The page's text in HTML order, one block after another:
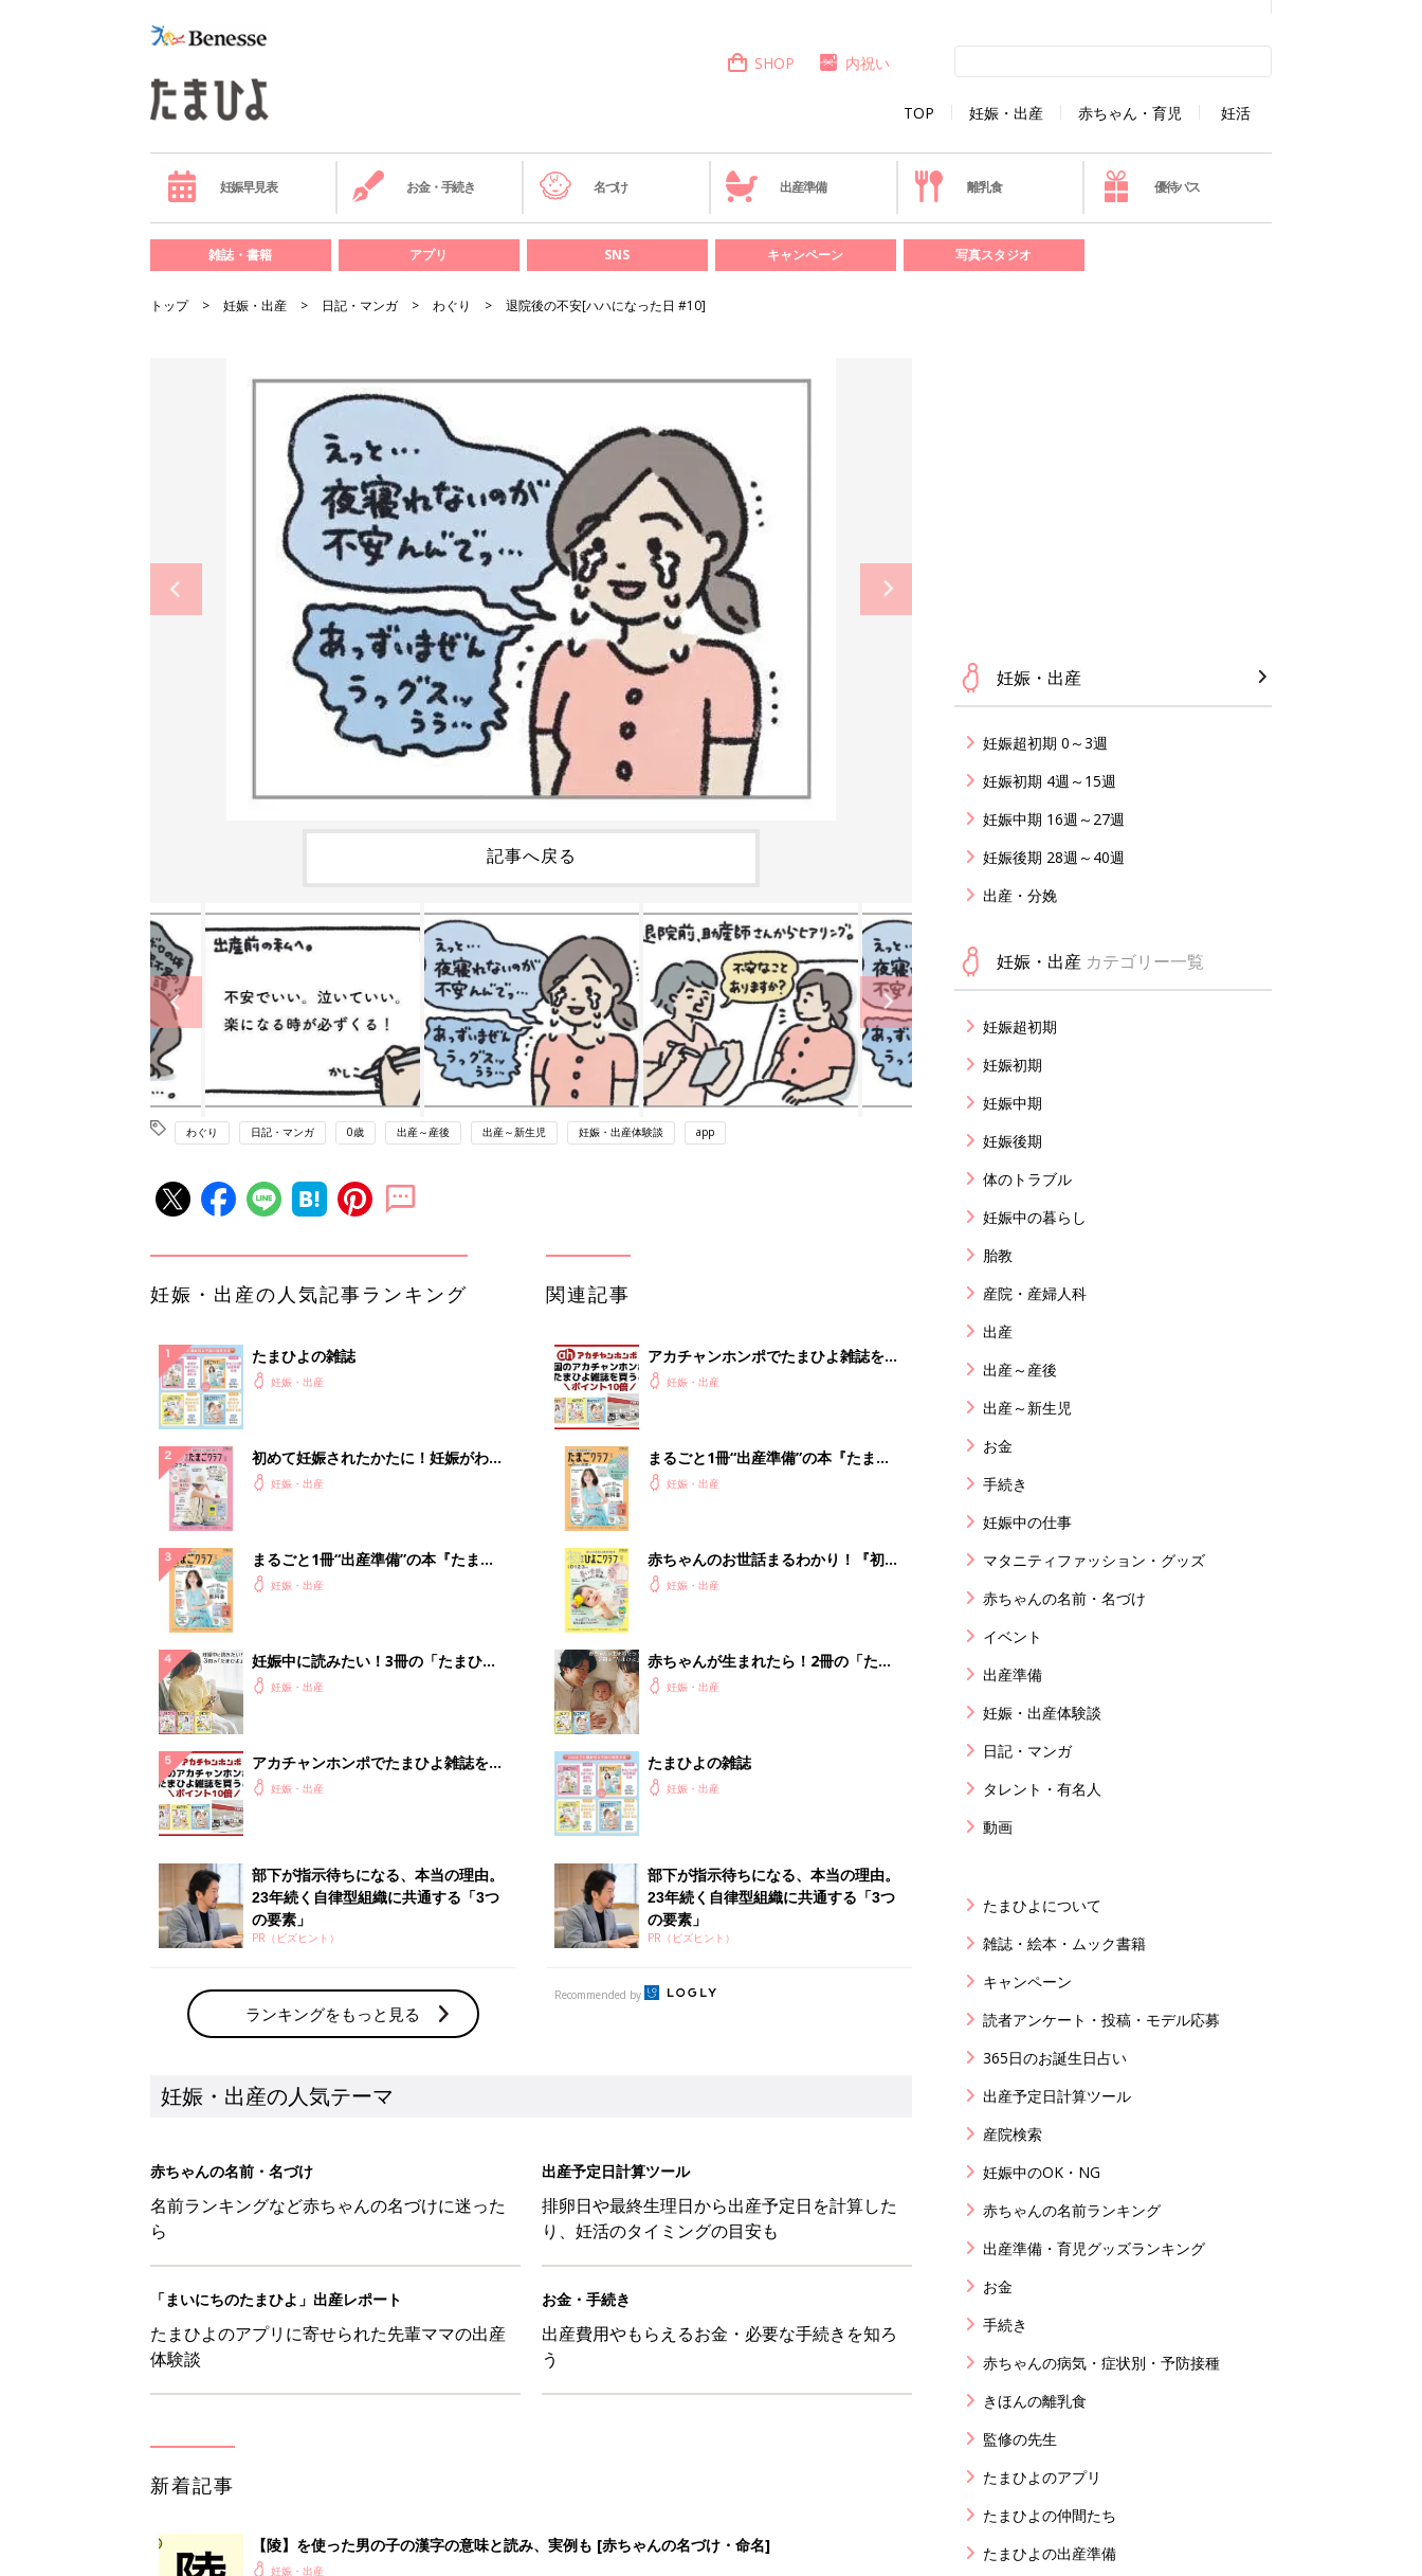
TOP 妊娠・出産 赤ちゃん・育児 妊活
SHOP 内祝い
妊娠早見表 お金・手続き 名づけ 出産準備 離乳食 優待パス
雑誌・書籍 アプリ SNS キャンペーン 写真スタジオ
トップ 妊娠・出産 日記・マンガ わぐり 退院後の不安[ハハになった日 #10]
記事へ戻る
わぐり 日記・マンガ 0歳 出産～産後 出産～新生児 妊娠・出産体験談 app
妊娠・出産の人気記事ランキング
たまひよの雑誌
妊娠・出産
初めて妊娠されたかたに！妊娠がわか
ったら最初に読む本『初めてのたまご
妊娠・出産
まるごと1冊“出産準備”の本『たまご
クラブ 夏号』〈スペシャル大特集〉
妊娠・出産
妊娠中に読みたい！3冊の「たまひ
よ」妊娠・出産
アカチャンホンポでたまひよ雑誌を買
うとポイント10倍【期間限定】
妊娠・出産
部下が指示待ちになる、本当の理由。
23年続く自律型組織に共通する「3つ
の要素」
PR（ビズヒント）
ランキングをもっと見る
関連記事
アカチャンホンポでたまひよ雑誌を買
うとポイント10倍【期間限定】
妊娠・出産
まるごと1冊“出産準備”の本『たまご
クラブ 夏号』〈スペシャル大特集〉
妊娠・出産
赤ちゃんのお世話まるわかり！『初め
てのひよこクラブ 夏号』〈巻頭大特
妊娠・出産
赤ちゃんが生まれたら！2冊の「たま
ひよ」
妊娠・出産
たまひよの雑誌
妊娠・出産
部下が指示待ちになる、本当の理由。
23年続く自律型組織に共通する「3つ
の要素」
PR（ビズヒント）
Recommended by
妊娠・出産の人気テーマ
赤ちゃんの名前・名づけ
名前ランキングなど赤ちゃんの名づけに迷った
ら
出産予定日計算ツール
排卵日や最終生理日から出産予定日を計算した
り、妊活のタイミングの目安も
「まいにちのたまひよ」出産レポート
たまひよのアプリに寄せられた先輩ママの出産
体験談
お金・手続き
出産費用やもらえるお金・必要な手続きを知ろ
う
新着記事
【陵】を使った男の子の漢字の意味と読み、実例も [赤ちゃんの名づけ・命名]
妊娠・出産
妊娠・出産
妊娠超初期 0～3週
妊娠初期 4週～15週
妊娠中期 16週～27週
妊娠後期 28週～40週
出産・分娩
妊娠・出産 カテゴリー一覧
妊娠超初期
妊娠初期
妊娠中期
妊娠後期
体のトラブル
妊娠中の暮らし
胎教
産院・産婦人科
出産
出産～産後
出産～新生児
お金
手続き
妊娠中の仕事
マタニティファッション・グッズ
赤ちゃんの名前・名づけ
イベント
出産準備
妊娠・出産体験談
日記・マンガ
タレント・有名人
動画
たまひよについて
雑誌・絵本・ムック書籍
キャンペーン
読者アンケート・投稿・モデル応募
365日のお誕生日占い
出産予定日計算ツール
産院検索
妊娠中のOK・NG
赤ちゃんの名前ランキング
出産準備・育児グッズランキング
お金
手続き
赤ちゃんの病気・症状別・予防接種
きほんの離乳食
監修の先生
たまひよのアプリ
たまひよの仲間たち
たまひよの出産準備